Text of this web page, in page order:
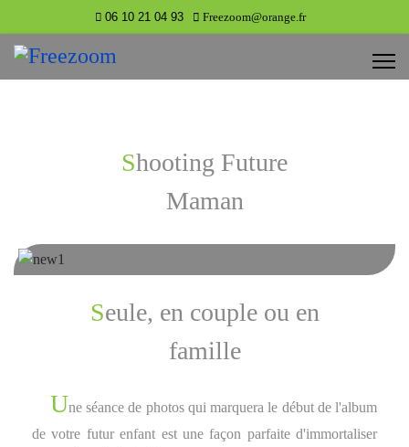
06 10 21 04 93 Freezoom@orange.fr
Shooting Future
Maman
Seule, en couple ou en
famille
Une séance de photos qui marquera le début de l'album
de votre futur enfant est une façon parfaite d'immortaliser